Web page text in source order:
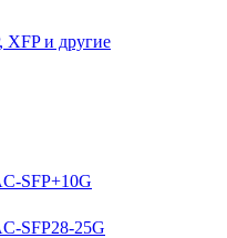
XFP и другие
SFP+10G
SFP28-25G